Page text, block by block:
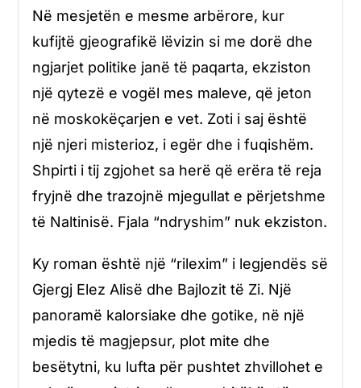
Në mesjetën e mesme arbërore, kur
kufijtë gjeografikë lëvizin si me dorë dhe
ngjarjet politike janë të paqarta, ekziston
një qytezë e vogël mes maleve, që jeton
në moskokëçarjen e vet. Zoti i saj është
një njeri misterioz, i egër dhe i fuqishëm.
Shpirti i tij zgjohet sa herë që erëra të reja
fryjnë dhe trazojnë mjegullat e përjetshme
të Naltinisë. Fjala “ndryshim” nuk ekziston.
Ky roman është një “rilexim” i legjendës së
Gjergj Elez Alisë dhe Bajlozit të Zi. Një
panoramë kalorsiake dhe gotike, në një
mjedis të magjepsur, plot mite dhe
besëtytni, ku lufta për pushtet zhvillohet e